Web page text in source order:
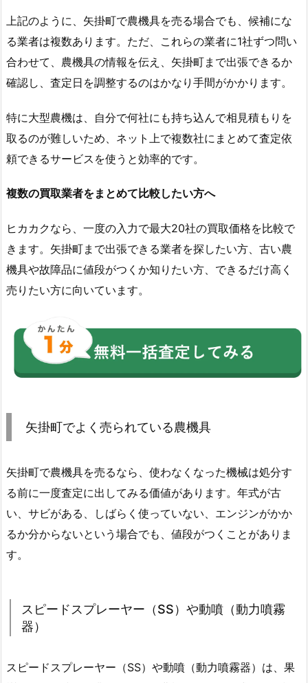
上記のように、矢掛町で農機具を売る場合でも、候補にな
る業者は複数あります。ただ、これらの業者に1社ずつ問い
合わせて、農機具の情報を伝え、矢掛町まで出張できるか
確認し、査定日を調整するのはかなり手間がかかります。
特に大型農機は、自分で何社にも持ち込んで相見積もりを
取るのが難しいため、ネット上で複数社にまとめて査定依
頼できるサービスを使うと効率的です。
複数の買取業者をまとめて比較したい方へ
ヒカカクなら、一度の入力で最大20社の買取価格を比較で
きます。矢掛町まで出張できる業者を探したい方、古い農
機具や故障品に値段がつくか知りたい方、できるだけ高く
売りたい方に向いています。
矢掛町でよく売られている農機具
矢掛町で農機具を売るなら、使わなくなった機械は処分す
る前に一度査定に出してみる価値があります。年式が古
い、サビがある、しばらく使っていない、エンジンがかか
るか分からないという場合でも、値段がつくことがありま
す。
スピードスプレーヤー（SS）や動噴（動力噴霧
器）
スピードスプレーヤー（SS）や動噴（動力噴霧器）は、果